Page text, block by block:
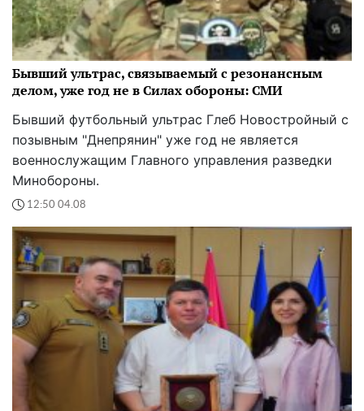
Бывший ультрас, связываемый с резонансным
делом, уже год не в Силах обороны: СМИ
Бывший футбольный ультрас Глеб Новостройный с
позывным "Днепрянин" уже год не является
военнослужащим Главного управления разведки
Минобороны.
12:50 04.08